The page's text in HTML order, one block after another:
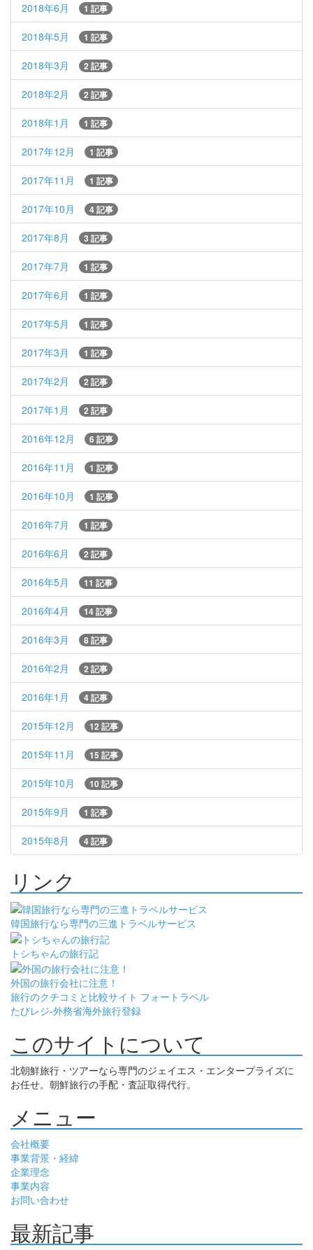
2018年6月 1 記事
2018年5月 1 記事
2018年3月 2 記事
2018年2月 2 記事
2018年1月 1 記事
2017年12月 1 記事
2017年11月 1 記事
2017年10月 4 記事
2017年8月 3 記事
2017年7月 1 記事
2017年6月 1 記事
2017年5月 1 記事
2017年3月 1 記事
2017年2月 2 記事
2017年1月 2 記事
2016年12月 6 記事
2016年11月 1 記事
2016年10月 1 記事
2016年7月 1 記事
2016年6月 2 記事
2016年5月 11 記事
2016年4月 14 記事
2016年3月 8 記事
2016年2月 2 記事
2016年1月 4 記事
2015年12月 12 記事
2015年11月 15 記事
2015年10月 10 記事
2015年9月 1 記事
2015年8月 4 記事
リンク
韓国旅行なら専門の三進トラベルサービス
トシちゃんの旅行記
外国の旅行会社に注意！
旅行のクチコミと比較サイト フォートラベル
たびレジ-外務省海外旅行登録
このサイトについて
北朝鮮旅行・ツアーなら専門のジェイエス・エンタープライズに
お任せ。朝鮮旅行の手配・査証取得代行。
メニュー
会社概要
事業背景・経緯
企業理念
事業内容
お問い合わせ
最新記事